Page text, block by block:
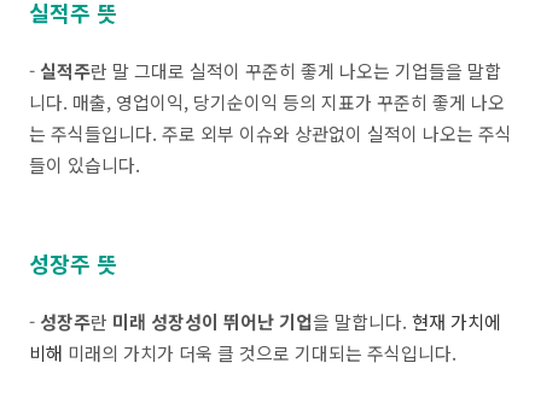
실적주 뜻
- 실적주란 말 그대로 실적이 꾸준히 좋게 나오는 기업들을 말합
니다. 매출, 영업이익, 당기순이익 등의 지표가 꾸준히 좋게 나오
는 주식들입니다. 주로 외부 이슈와 상관없이 실적이 나오는 주식
들이 있습니다.
성장주 뜻
- 성장주란 미래 성장성이 뛰어난 기업을 말합니다. 현재 가치에
비해 미래의 가치가 더욱 클 것으로 기대되는 주식입니다.